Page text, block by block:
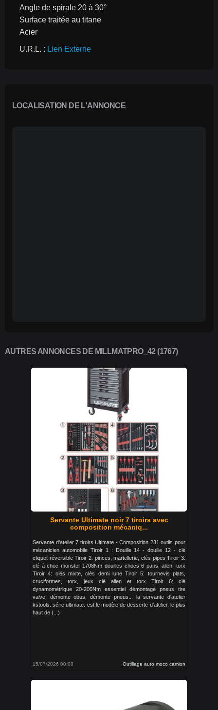
Angle de spirale 20 à 30°
Surface traitée au titane
Acier
U.R.L. : Lien Externe
LOCALISATION DE L'ANNONCE
AUTRES ANNONCES DE MILLMATPRO_42 (1767)
Servante Ultimate noir 7 tiroirs avec
composition mécaniq...
Servante d'atelier 7 tiroirs Ultimate - Composition 231 outils pour
mécanicien automobile Tiroir 1 : Douille 14 - douille 12 - clé
cliquet réversible Tiroir 2: pinces, martellerie, clés pipes Tiroir 3:
clé à choc monster 1708Nm douilles chocs 6 pans, allen, torx
Tiroir 4: clés mixte, clés demi lune Tiroir 5: tournevis plats,
cruciformes, torx, jeux clé allen et torx Tiroir 6: clé
dynamométrique 20-200Nm essentiel démontage pneus tire
valve, démonte obus, démonte pneus... la servante d'atelier
kstools. série ultimate. est le modèle de desserte d'atelier. le plus
haut de (...)
15/07/2026 00:00 Outillage auto moco camion